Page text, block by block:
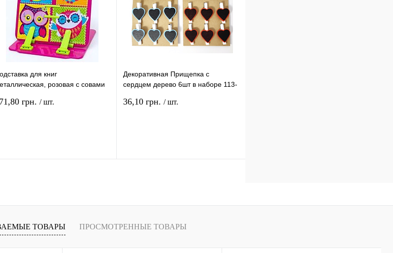
для книг
розовая с совами
грн. / шт.
Декоративная Прищепка с
сердцем дерево 6шт в наборе 113-
36,10 грн. / шт.
ТОВАРЫ ПРОСМОТРЕННЫЕ ТОВАРЫ